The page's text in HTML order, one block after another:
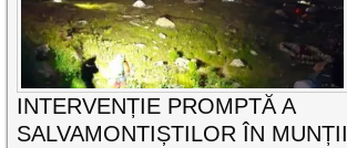
INTERVENȚIE PROMPTĂ A
SALVAMONTIȘTILOR ÎN MUNȚII